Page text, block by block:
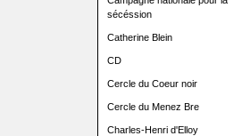
sécéssion
Catherine Blein
CD
Cercle du Coeur noir
Cercle du Menez Bre
Charles-Henri d'Elloy